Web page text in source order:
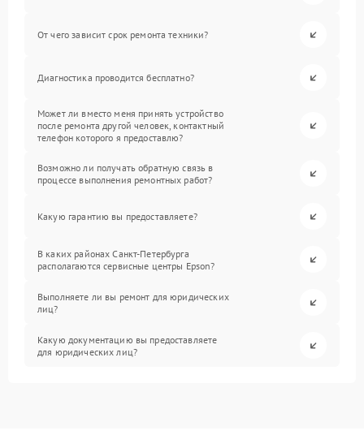
От чего зависит срок ремонта техники?
Диагностика проводится бесплатно?
Может ли вместо меня принять устройство
после ремонта другой человек, контактный
телефон которого я предоставлю?
Возможно ли получать обратную связь в
процессе выполнения ремонтных работ?
Какую гарантию вы предоставляете?
В каких районах Санкт-Петербурга
располагаются сервисные центры Epson?
Выполняете ли вы ремонт для юридических
лиц?
Какую документацию вы предоставляете
для юридических лиц?